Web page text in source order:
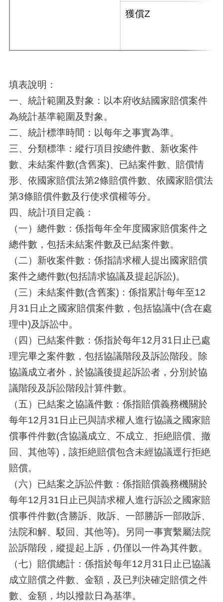
獲償Z
填表說明：
一、統計範圍及對象：以本府收結國家賠償案件
為統計基準範圍及對象。
二、統計標準時間：以每年之事實為準。
三、分類標準：縱行項目按總件數、新收案件
數、未結案件數(含舊案)、已結案件數、賠償情
形、依國家賠償法第2條賠償件數、依國家賠償法
第3條賠償件數及行使求償權等分。
四、統計項目定義：
（一）總件數：係指每年全年度國家賠償案件之
總件數，包括未結案件數及已結案件數。
（二）新收案件數：係指請求權人提出國家賠償
案件之總件數(包括請求協議及提起訴訟)。
（三）未結案件數(含舊案)：係指累計每年至12
月31日止之國家賠償案件數，包括協議中(含在處
理中)及訴訟中。
（四）已結案件數：係指於每年12月31日止已處
理完畢之案件數，包括協議階段及訴訟階段。除
協議成立者外，於協議後提起訴訟者，分別於協
議階段及訴訟階段計算件數。
（五）已結案之協議件數：係指賠償義務機關於
每年12月31日止已與請求權人進行協議之國家賠
償事件件數(含協議成立、不成立、拒絶賠償、撤
回、其他等)，該拒絶賠償包含未經協議逕行拒絶
賠償。
（六）已結案之訴訟件數：係指賠償義務機關於
每年12月31日止已與請求權人進行訴訟之國家賠
償事件件數(含勝訴、敗訴、一部勝訴一部敗訴、
法院和解、駁回、其他等)。另同一事實繫屬法院
訟訴階段，縱提起上訴，仍僅以一件為其件數。
（七）賠償總計：係指於每年12月31日止已協議
成立賠償之件數、金額，及已判決確定賠償之件
數、金額，均以撥款日為基準。